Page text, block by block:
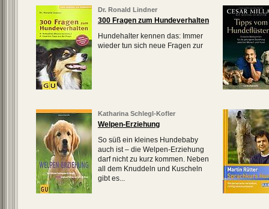
Dr. Ronald Lindner
300 Fragen zum Hundeverhalten
Hundehalter kennen das: Immer
wieder tun sich neue Fragen zur
Katharina Schlegl-Kofler
Welpen-Erziehung
So süß ein kleines Hundebaby
auch ist – die Welpen-Erziehung
darf nicht zu kurz kommen. Neben
all dem Knuddeln und Kuscheln
gibt es...